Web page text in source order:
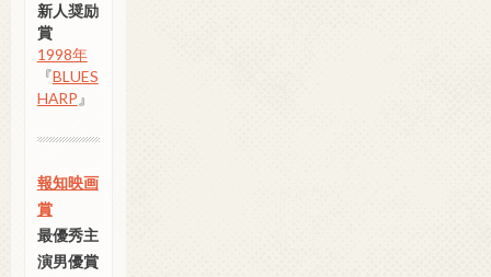
新人奨励
賞
1998年
『BLUES
HARP 』
報知映画
賞
最優秀主
演男優賞